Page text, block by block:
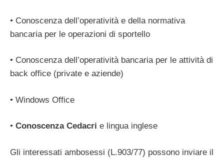
• Conoscenza dell’operatività e della normativa
bancaria per le operazioni di sportello
• Conoscenza dell’operatività bancaria per le attività di
back office (private e aziende)
• Windows Office
• Conoscenza Cedacri e lingua inglese
Gli interessati ambosessi (L.903/77) possono inviare il